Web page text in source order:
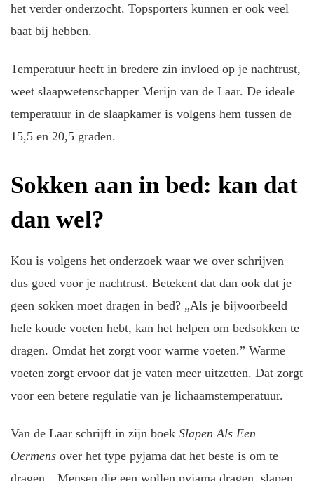
het verder onderzocht. Topsporters kunnen er ook veel
baat bij hebben.
Temperatuur heeft in bredere zin invloed op je nachtrust,
weet slaapwetenschapper Merijn van de Laar. De ideale
temperatuur in de slaapkamer is volgens hem tussen de
15,5 en 20,5 graden.
Sokken aan in bed: kan dat
dan wel?
Kou is volgens het onderzoek waar we over schrijven
dus goed voor je nachtrust. Betekent dat dan ook dat je
geen sokken moet dragen in bed? „Als je bijvoorbeeld
hele koude voeten hebt, kan het helpen om bedsokken te
dragen. Omdat het zorgt voor warme voeten.” Warme
voeten zorgt ervoor dat je vaten meer uitzetten. Dat zorgt
voor een betere regulatie van je lichaamstemperatuur.
Van de Laar schrijft in zijn boek Slapen Als Een
Oermensover het type pyjama dat het beste is om te